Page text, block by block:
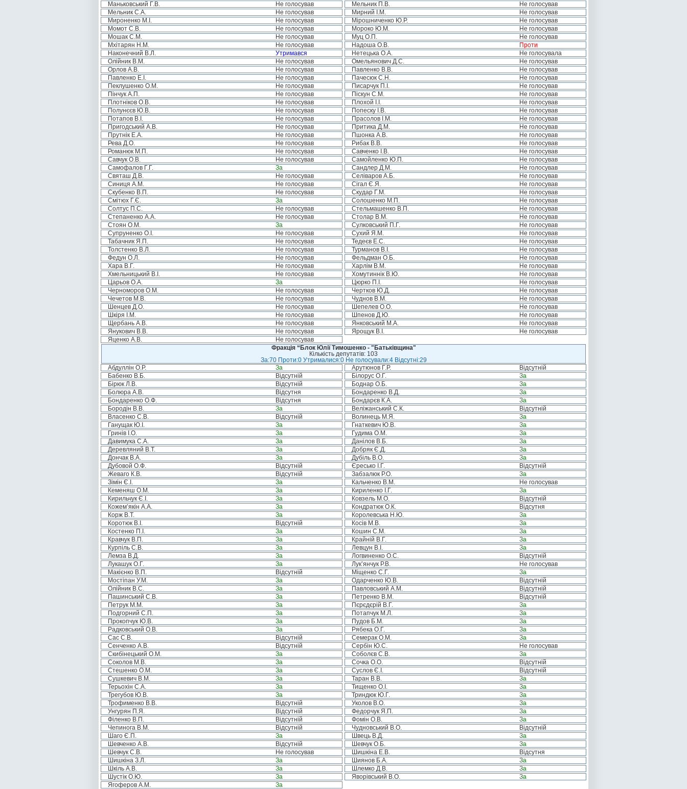
Маньковський Г.В.
Не голосував Мельник П.В.
Не голосував
Мельник С.А.
Не голосував Мирний І.М.
Не голосував
Мироненко М.І.
Не голосував Мірошниченко Ю.Р.
Не голосував
Момот С.В.
Не голосував Мороко Ю.М.
Не голосував
Мошак С.М.
Не голосував Муц О.П.
Не голосував
Мхітарян Н.М.
Не голосував Надоша О.В.
Проти
Наконечний В.Л.
Утримався Нетецька О.А.
Не голосувала
Олійник В.М.
Не голосував Омельянович Д.С.
Не голосував
Орлов А.В.
Не голосував Павленко В.В.
Не голосував
Павленко Е.І.
Не голосував Пачесюк С.Н.
Не голосував
Пеклушенко О.М.
Не голосував Писарчук П.І.
Не голосував
Пінчук А.П.
Не голосував Піскун С.М.
Не голосував
Плотніков О.В.
Не голосував Плохой І.І.
Не голосував
Полунєєв Ю.В.
Не голосував Попеску І.В.
Не голосував
Потапов В.І.
Не голосував Прасолов І.М.
Не голосував
Пригодський А.В.
Не голосував Притика Д.М.
Не голосував
Прутнік Е.А.
Не голосував Пшонка А.В.
Не голосував
Рева Д.О.
Не голосував Рибак В.В.
Не голосував
Романюк М.П.
Не голосував Савченко І.В.
Не голосував
Савчук О.В.
Не голосував Самойленко Ю.П.
Не голосував
Самофалов Г.Г.
За Сандлер Д.М.
Не голосував
Святаш Д.В.
Не голосував Селіваров А.Б.
Не голосував
Синиця А.М.
Не голосував Сігал Є.Я.
Не голосував
Скубенко В.П.
Не голосував Скудар Г.М.
Не голосував
Смітюх Г.Є.
За Солошенко М.П.
Не голосував
Солтус П.С.
Не голосував Стельмашенко В.П.
Не голосував
Степаненко А.А.
Не голосував Столар В.М.
Не голосував
Стоян О.М.
За Сулковський П.Г.
Не голосував
Супруненко О.І.
Не голосував Сухий Я.М.
Не голосував
Табачник Я.П.
Не голосував Тедеєв Е.С.
Не голосував
Толстенко В.Л.
Не голосував Турманов В.І.
Не голосував
Федун О.Л.
Не голосував Фельдман О.Б.
Не голосував
Хара В.Г.
Не голосував Харлім В.М.
Не голосував
Хмельницький В.І.
Не голосував Хомутиннік В.Ю.
Не голосував
Царьов О.А.
За Цюрко П.І.
Не голосував
Черноморов О.М.
Не голосував Чертков Ю.Д.
Не голосував
Чечетов М.В.
Не голосував Чуднов В.М.
Не голосував
Шенцев Д.О.
Не голосував Шепелев О.О.
Не голосував
Шкіря І.М.
Не голосував Шпенов Д.Ю.
Не голосував
Щербань А.В.
Не голосував Янковський М.А.
Не голосував
Янукович В.В.
Не голосував Ярощук В.І.
Не голосував
Яценко А.В.
Не голосував
Фракція “Блок Юлії Тимошенко - "Батьківщина"
Кількість депутатів: 103
За:70 Проти:0 Утрималися:0 Не голосували:4 Відсутні:29
Абдуллін О.Р.
За Арутюнов Г.Р.
Відсутній
Бабенко В.Б.
Відсутній Білорус О.Г.
За
Бірюк Л.В.
Відсутній Боднар О.Б.
За
Болюра А.В.
Відсутня Бондаренко В.Д.
За
Бондаренко О.Ф.
Відсутня Бондарєв К.А.
За
Бородін В.В.
За Веліжанський С.К.
Відсутній
Власенко С.В.
Відсутній Волинець М.Я.
За
Ганущак Ю.І.
За Гнаткевич Ю.В.
За
Гринів І.О.
За Гудима О.М.
За
Давимука С.А.
За Данілов В.Б.
За
Деревляний В.Т.
За Добряк Є.Д.
За
Дончак В.А.
За Дубіль В.О.
За
Дубовой О.Ф.
Відсутній Єресько І.Г.
Відсутній
Жеваго К.В.
Відсутній Забзалюк Р.О.
За
Зімін Є.І.
За Кальченко В.М.
Не голосував
Кеменяш О.М.
За Кириленко І.Г.
За
Кирильчук Є.І.
За Ковзель М.О.
Відсутній
Кожем’якін А.А.
За Кондратюк О.К.
Відсутня
Корж В.Т.
За Королевська Н.Ю.
За
Коротюк В.І.
Відсутній Косів М.В.
За
Костенко П.І.
За Кошин С.М.
За
Кравчук В.П.
За Крайній В.Г.
За
Курпіль С.В.
За Левцун В.І.
За
Лемза В.Д.
За Логвиненко О.С.
Відсутній
Лукашук О.Г.
За Лук’янчук Р.В.
Не голосував
Макієнко В.П.
Відсутній Міщенко С.Г.
За
Мостіпан У.М.
За Одарченко Ю.В.
Відсутній
Олійник В.С.
За Павловський А.М.
Відсутній
Пашинський С.В.
За Петренко В.М.
Відсутній
Петрук М.М.
За Пєрєдєрій В.Г.
За
Подгорний С.П.
За Потапчук М.Л.
За
Прокопчук Ю.В.
За Пудов Б.М.
За
Радковський О.В.
За Рябека О.Г.
За
Сас С.В.
Відсутній Семерак О.М.
За
Сенченко А.В.
Відсутній Сербін Ю.С.
Не голосував
Скибінецький О.М.
За Соболєв С.В.
За
Соколов М.В.
За Сочка О.О.
Відсутній
Стешенко О.М.
За Суслов Є.І.
Відсутній
Сушкевич В.М.
За Таран В.В.
За
Терьохін С.А.
За Тищенко О.І.
За
Трегубов Ю.В.
За Триндюк Ю.Г.
За
Трофименко В.В.
Відсутній Уколов В.О.
За
Унгурян П.Я.
Відсутній Федорчук Я.П.
За
Філенко В.П.
Відсутній Фомін О.В.
За
Чепинога В.М.
Відсутній Чудновський В.О.
Відсутній
Шаго Є.П.
За Швець В.Д.
За
Шевченко А.В.
Відсутній Шевчук О.Б.
За
Шевчук С.В.
Не голосував Шишкіна Е.В.
Відсутня
Шишкіна З.Л.
За Шиянов Б.А.
За
Шкіль А.В.
За Шлемко Д.В.
За
Шустік О.Ю.
За Яворівський В.О.
За
Ягоферов А.М.
За